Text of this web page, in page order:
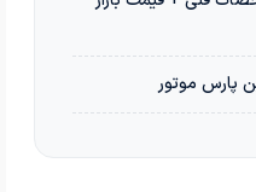
پارس موتور